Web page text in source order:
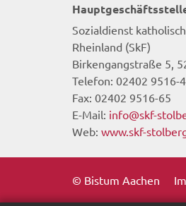
Sozialdienst
Rheinland (SkF)
Birkengangstraße 5,
Telefon: 02402 9516-
Fax: 02402 9516-65
E-Mail: info@skf-
Web: www.skf-
© Bistum Aachen